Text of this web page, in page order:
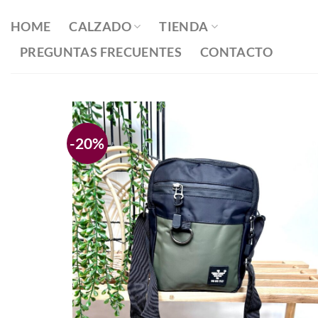
HOME CALZADO
TIENDA
PREGUNTAS FRECUENTES
CONTACTO
-20%